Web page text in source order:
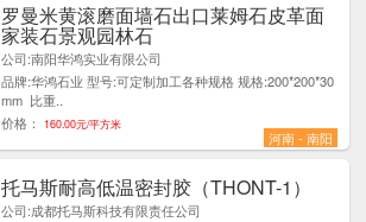
罗曼米黄滚磨面墙石出口莱姆石皮革面
家装石景观园林石
公司:南阳华鸿实业有限公司
品牌:华鸿石业 型号:可定制加工各种规格 规格:200*200*30
mm 比重..
价格：
160.00元/平方米
河南 - 南阳
托马斯耐高低温密封胶（THONT-1）
公司:成都托马斯科技有限责任公司